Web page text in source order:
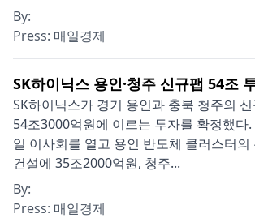
By:
Press: 매일경제
SK하이닉스 용인·청주 신규팹 54조
SK하이닉스가 경기 용인과 충북 청주의
54조3000억원에 이르는 투자를 확정했다
일 이사회를 열고 용인 반도체 클러스터의
건설에 35조2000억원, 청주...
By:
Press: 매일경제